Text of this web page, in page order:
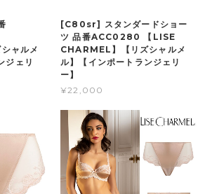
ャルメ
ジェリ
[C80sr] スタンダードショー
ツ 品番ACC0280 【LISE
CHARMEL】【リズシャルメ
ル】【インポートランジェリ
ー】
¥22,000